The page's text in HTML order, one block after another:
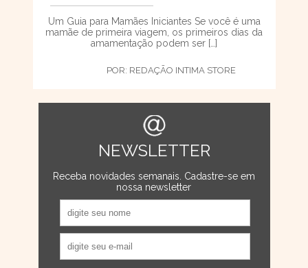
Um Guia para Mamães Iniciantes Se você é uma
mamãe de primeira viagem, os primeiros dias da
amamentação podem ser […]
POR: REDAÇÃO INTIMA STORE
NEWSLETTER
Receba novidades semanais. Cadastre-se em
nossa newsletter